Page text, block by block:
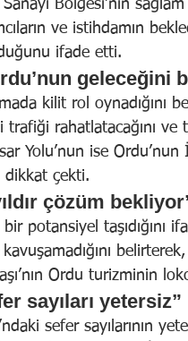
Bölgesi’nin
ve istihdamın
ifade etti.
geleceğini
kilit rol oynadığını
trafiği rahatlatacağını ve
Yolu’nun ise Ordu’nun
dikkat çekti.
çözüm
potansiyel taşıdığını
Ordu turizminin
sayıları yetersiz”
sefer sayılarının